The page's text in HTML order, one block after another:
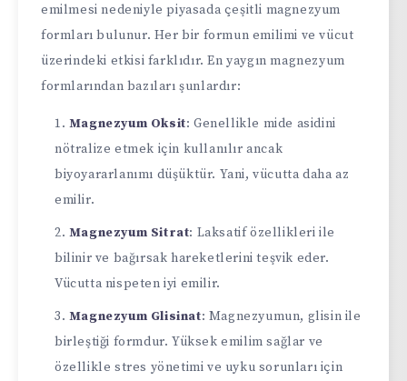
emilmesi nedeniyle piyasada çeşitli magnezyum
formları bulunur. Her bir formun emilimi ve vücut
üzerindeki etkisi farklıdır. En yaygın magnezyum
formlarından bazıları şunlardır:
Magnezyum Oksit: Genellikle mide asidini
nötralize etmek için kullanılır ancak
biyoyararlanımı düşüktür. Yani, vücutta daha az
emilir.
Magnezyum Sitrat: Laksatif özellikleri ile
bilinir ve bağırsak hareketlerini teşvik eder.
Vücutta nispeten iyi emilir.
Magnezyum Glisinat: Magnezyumun, glisin ile
birleştiği formdur. Yüksek emilim sağlar ve
özellikle stres yönetimi ve uyku sorunları için